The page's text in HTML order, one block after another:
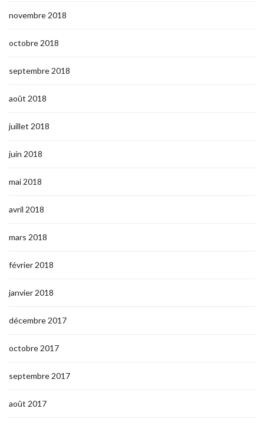
novembre 2018
octobre 2018
septembre 2018
août 2018
juillet 2018
juin 2018
mai 2018
avril 2018
mars 2018
février 2018
janvier 2018
décembre 2017
octobre 2017
septembre 2017
août 2017